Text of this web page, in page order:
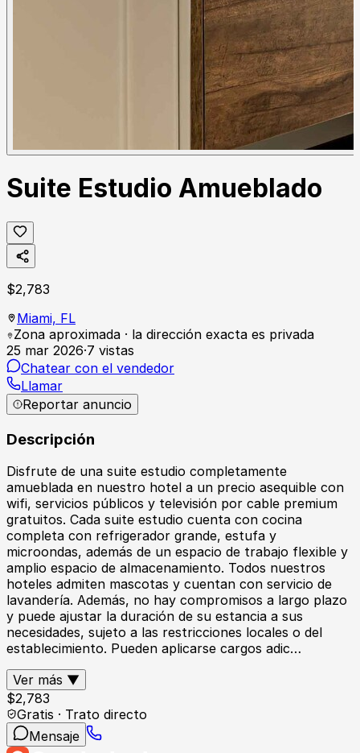
Suite Estudio Amueblado
$2,783
Miami, FL
Zona aproximada · la dirección exacta es privada
25 mar 2026·7 vistas
Chatear con el vendedor
Llamar
Reportar anuncio
Descripción
Disfrute de una suite estudio completamente
amueblada en nuestro hotel a un precio asequible con
wifi, servicios públicos y televisión por cable premium
gratuitos. Cada suite estudio cuenta con cocina
completa con refrigerador grande, estufa y
microondas, además de un espacio de trabajo flexible y
amplio espacio de almacenamiento. Todos nuestros
hoteles admiten mascotas y cuentan con servicio de
lavandería. Además, no hay compromisos a largo plazo
y puede ajustar la duración de su estancia a sus
necesidades, sujeto a las restricciones locales o del
establecimiento. Pueden aplicarse cargos adic…
Ver más ▼
$2,783
Gratis · Trato directo
Mensaje